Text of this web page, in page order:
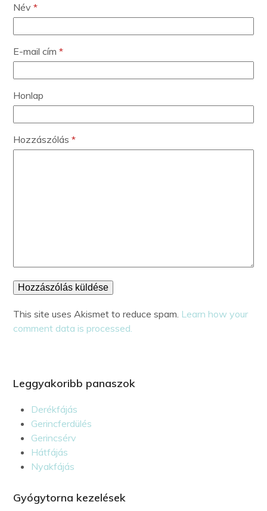
Név*
E-mail cím*
Honlap
Hozzászólás*
This site uses Akismet to reduce spam. Learn how your
comment data is processed.
Leggyakoribb panaszok
Derékfájás
Gerincferdülés
Gerincsérv
Hátfájás
Nyakfájás
Gyógytorna kezelések